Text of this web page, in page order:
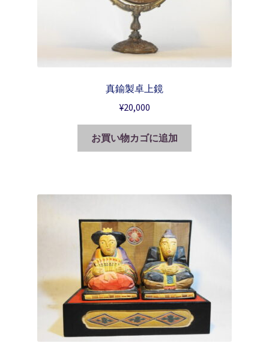
真鍮製卓上鏡
¥20,000
お買い物カゴに追加